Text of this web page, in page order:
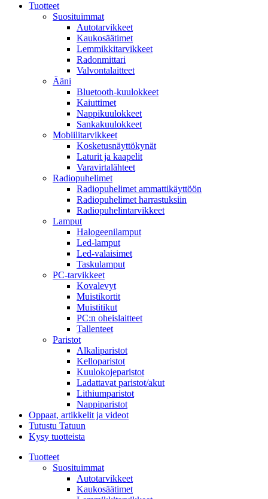
Tuotteet
Suosituimmat
Autotarvikkeet
Kaukosäätimet
Lemmikkitarvikkeet
Radonmittari
Valvontalaitteet
Ääni
Bluetooth-kuulokkeet
Kaiuttimet
Nappikuulokkeet
Sankakuulokkeet
Mobiilitarvikkeet
Kosketusnäyttökynät
Laturit ja kaapelit
Varavirtalähteet
Radiopuhelimet
Radiopuhelimet ammattikäyttöön
Radiopuhelimet harrastuksiin
Radiopuhelintarvikkeet
Lamput
Halogeenilamput
Led-lamput
Led-valaisimet
Taskulamput
PC-tarvikkeet
Kovalevyt
Muistikortit
Muistitikut
PC:n oheislaitteet
Tallenteet
Paristot
Alkaliparistot
Kelloparistot
Kuulokojeparistot
Ladattavat paristot/akut
Lithiumparistot
Nappiparistot
Oppaat, artikkelit ja videot
Tutustu Tatuun
Kysy tuotteista
Tuotteet
Suosituimmat
Autotarvikkeet
Kaukosäätimet